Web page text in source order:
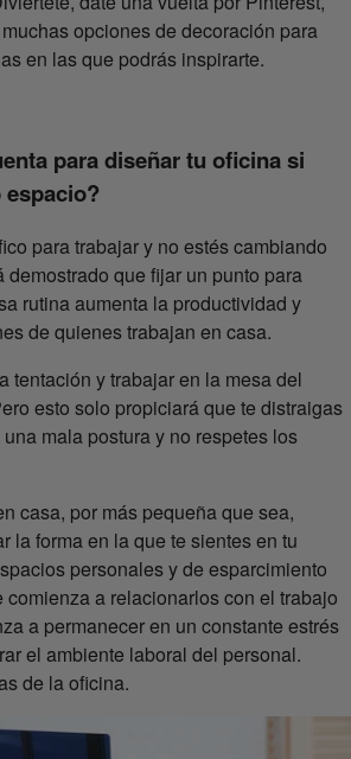
opciones de decoración para
en las que podrás inspirarte.
para diseñar tu oficina si
para trabajar y no estés cambiando
demostrado que fijar un punto para
rutina aumenta la productividad y
de quienes trabajan en casa.
tentación y trabajar en la mesa del
esto solo propiciará que te distraigas
mala postura y no respetes los
casa, por más pequeña que sea,
la forma en la que te sientes en tu
personales y de esparcimiento
comienza a relacionarlos con el trabajo
a permanecer en un constante estrés
el ambiente laboral del personal.
de la oficina.